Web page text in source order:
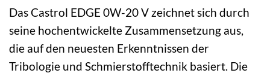
Das Castrol EDGE 0W-20 V zeichnet sich durch
seine hochentwickelte Zusammensetzung aus,
die auf den neuesten Erkenntnissen der
Tribologie und Schmierstofftechnik basiert. Die